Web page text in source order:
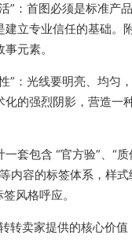
”：首图必须是标准产
建立专业信任的基础。
元素。
”：光线要明亮、均匀
的强烈阴影，营造一
套包含 “官方验”、“质
内容的标签体系，样式
风格呼应。
转卖家提供的核心价值